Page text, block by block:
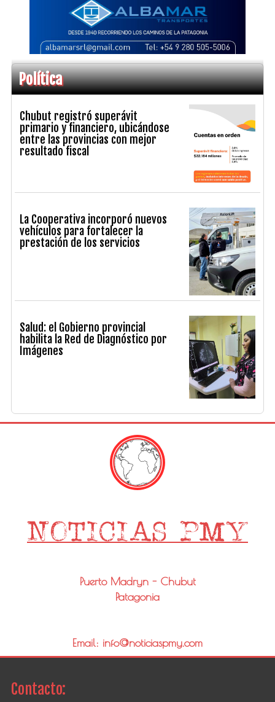
Política
Chubut registró superávit
primario y financiero, ubicándose
entre las provincias con mejor
resultado fiscal
La Cooperativa incorporó nuevos
vehículos para fortalecer la
prestación de los servicios
Salud: el Gobierno provincial
habilita la Red de Diagnóstico por
Imágenes
Puerto Madryn - Chubut
Patagonia
Email: info@noticiaspmy.com
Contacto: